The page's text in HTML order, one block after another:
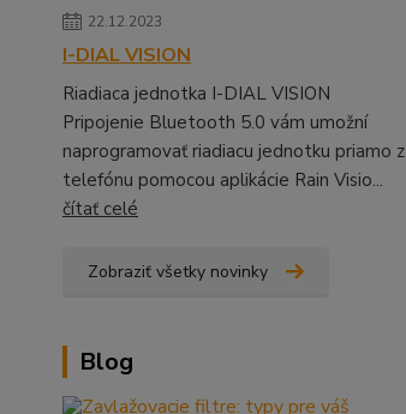
22.12.2023
I-DIAL VISION
Riadiaca jednotka I-DIAL VISION
Pripojenie Bluetooth 5.0 vám umožní
naprogramovať riadiacu jednotku priamo z
telefónu pomocou aplikácie Rain Visio...
čítať celé
Zobraziť všetky novinky
Blog